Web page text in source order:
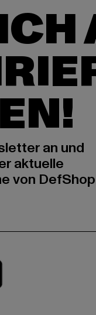
an und
aktuelle
von DefShop